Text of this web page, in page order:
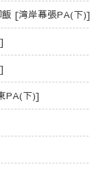
[湾岸幕張PA(下)]
PA(下)]